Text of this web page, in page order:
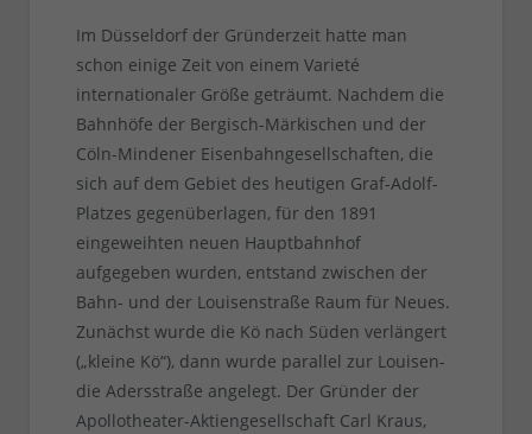
Im Düsseldorf der Gründerzeit hatte man
schon einige Zeit von einem Varieté
internationaler Größe geträumt. Nachdem die
Bahnhöfe der Bergisch-Märkischen und der
Cöln-Mindener Eisenbahngesellschaften, die
sich auf dem Gebiet des heutigen Graf-Adolf-
Platzes gegenüberlagen, für den 1891
eingeweihten neuen Hauptbahnhof
aufgegeben wurden, entstand zwischen der
Bahn- und der Louisenstraße Raum für Neues.
Zunächst wurde die Kö nach Süden verlängert
(„kleine Kö“), dann wurde parallel zur Louisen-
die Adersstraße angelegt. Der Gründer der
Apollotheater-Aktiengesellschaft Carl Kraus,